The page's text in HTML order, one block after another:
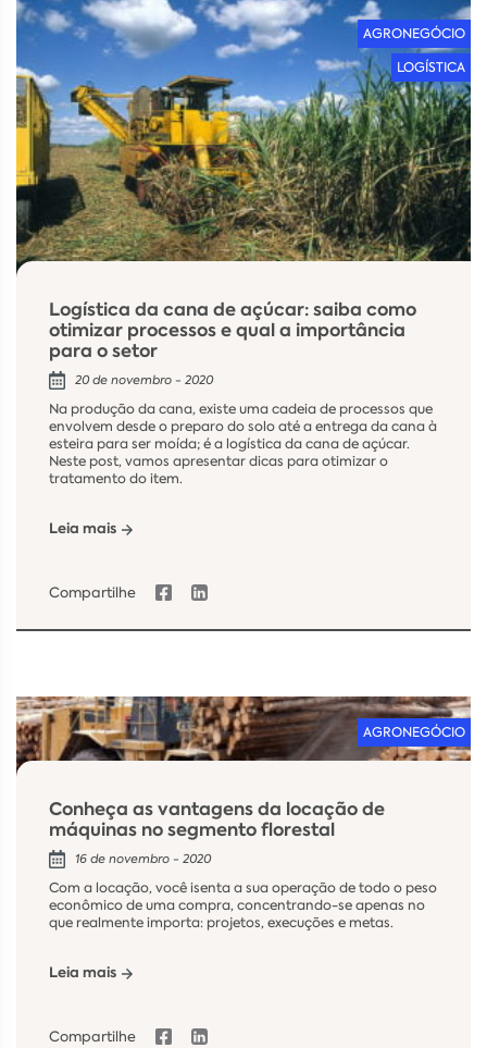
AGRONEGÓCIO
LOGÍSTICA
Logística da cana de açúcar: saiba como
otimizar processos e qual a importância
para o setor
20 de novembro - 2020
Na produção da cana, existe uma cadeia de processos que
envolvem desde o preparo do solo até a entrega da cana à
esteira para ser moída; é a logística da cana de açúcar.
Neste post, vamos apresentar dicas para otimizar o
tratamento do item.
Leia mais
Compartilhe
AGRONEGÓCIO
Conheça as vantagens da locação de
máquinas no segmento florestal
16 de novembro - 2020
Com a locação, você isenta a sua operação de todo o peso
econômico de uma compra, concentrando-se apenas no
que realmente importa: projetos, execuções e metas.
Leia mais
Compartilhe